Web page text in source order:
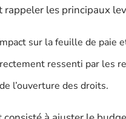
les principaux
sur la feuille de paie
ressenti par les
l’ouverture des droits.